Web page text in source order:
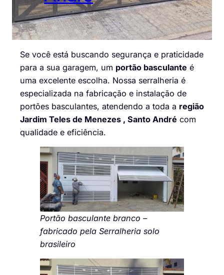
Se você está buscando segurança e praticidade
para a sua garagem, um portão basculante é
uma excelente escolha. Nossa serralheria é
especializada na fabricação e instalação de
portões basculantes, atendendo a toda a região
Jardim Teles de Menezes , Santo André com
qualidade e eficiência.
Portão basculante branco –
fabricado pela Serralheria solo
brasileiro